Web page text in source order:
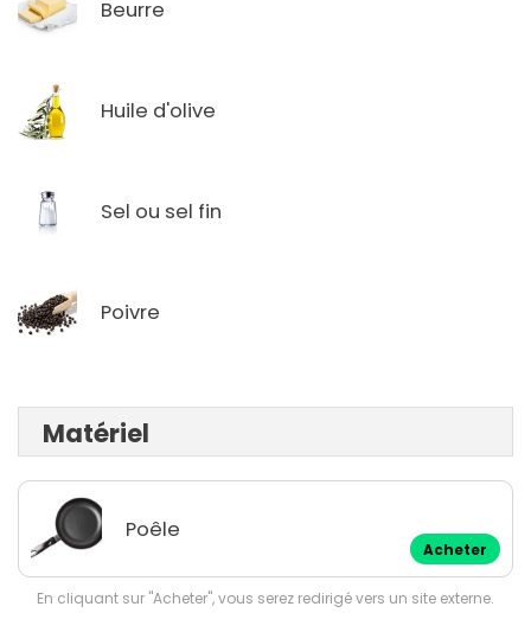
Beurre
Huile d'olive
Sel ou sel fin
Poivre
Matériel
Poêle
Acheter
En cliquant sur "Acheter", vous serez redirigé vers un site externe.